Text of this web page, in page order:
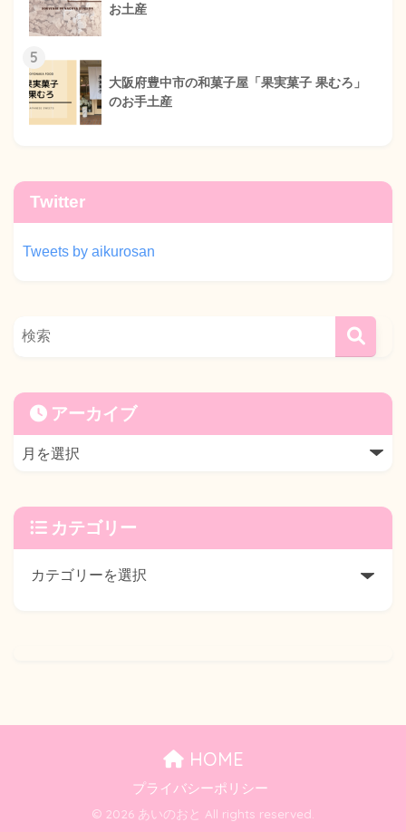
お土産
5
大阪府豊中市の和菓子屋「果実菓子 果むろ」
のお手土産
Twitter
Tweets by aikurosan
アーカイブ
カテゴリー
HOME
プライバシーポリシー
© 2026 あいのおと All rights reserved.